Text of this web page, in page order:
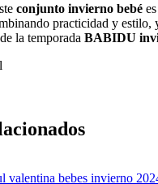
conjunto invierno bebé
practicidad y estilo,
la temporada BABIDU